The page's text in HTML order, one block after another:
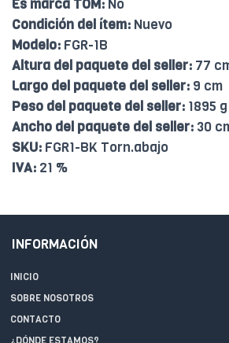
Es marca TOM: No
Condición del ítem: Nuevo
Modelo: FGR-1B
Altura del paquete del seller: 77
Largo del paquete del seller: 9 cm
Peso del paquete del seller: 1895 g
Ancho del paquete del seller: 30
SKU: FGR1-BK Torn.abajo
IVA: 21 %
INFORMACIÓN
INICIO
SOBRE NOSOTROS
CONTACTO